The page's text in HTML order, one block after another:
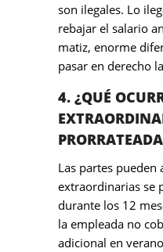
son ilegales. Lo
rebajar el salario
matiz, enorme
pasar en derecho
4. ¿QUÉ
Las partes pueden
extraordinarias se
durante los 12
la empleada no
adicional en